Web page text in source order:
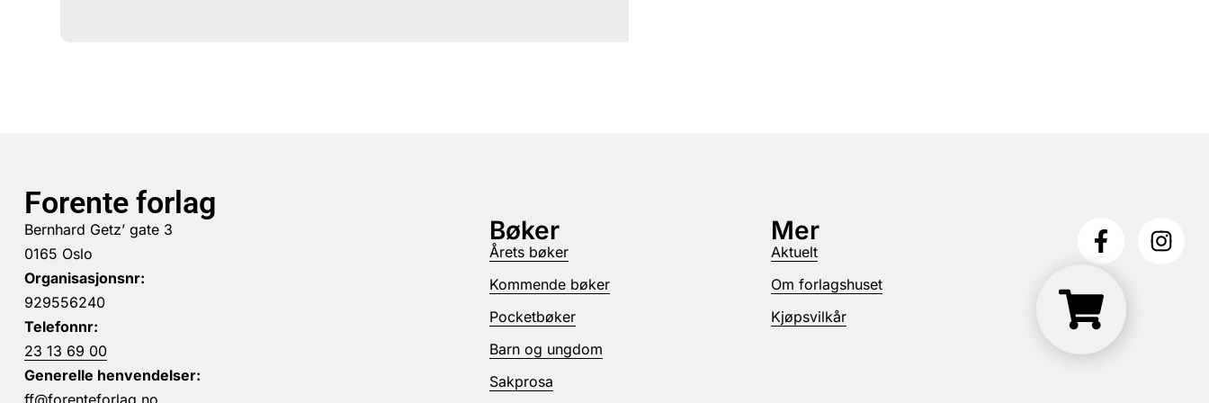
Forente forlag
Bernhard Getz’ gate 3
0165 Oslo
Organisasjonsnr:
929556240
Telefonnr:
23 13 69 00
Generelle henvendelser:
ff@forenteforlag.no
Bøker
Årets bøker
Kommende bøker
Pocketbøker
Barn og ungdom
Sakprosa
Mer
Aktuelt
Om forlagshuset
Kjøpsvilkår